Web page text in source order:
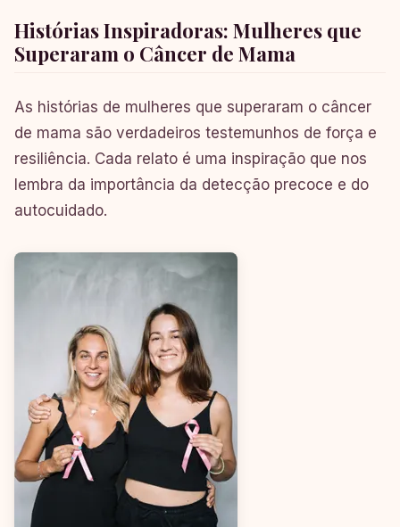
Histórias Inspiradoras: Mulheres que
Superaram o Câncer de Mama
As histórias de mulheres que superaram o câncer
de mama são verdadeiros testemunhos de força e
resiliência. Cada relato é uma inspiração que nos
lembra da importância da detecção precoce e do
autocuidado.